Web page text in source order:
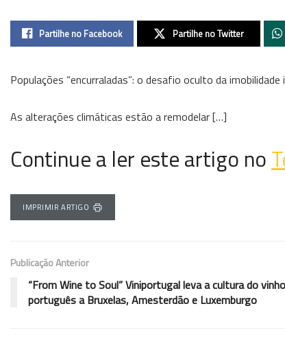
Partilhe no Facebook Partilhe no Twitter
Populações “encurraladas”: o desafio oculto da
As alterações climáticas estão a remodelar […]
Continue a ler este artigo no
IMPRIMIR ARTIGO
Publicação Anterior
“From Wine to Soul” Viniportugal leva a cultura do vinho
português a Bruxelas, Amesterdão e Luxemburgo